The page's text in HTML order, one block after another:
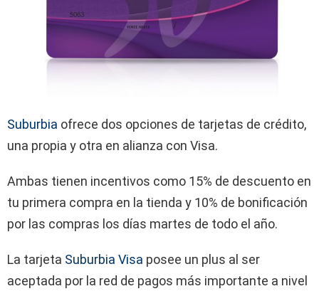
Suburbia ofrece dos opciones de tarjetas de crédito,
una propia y otra en alianza con Visa.
Ambas tienen incentivos como 15% de descuento en
tu primera compra en la tienda y 10% de bonificación
por las compras los días martes de todo el año.
La tarjeta Suburbia Visa posee un plus al ser
aceptada por la red de pagos más importante a nivel